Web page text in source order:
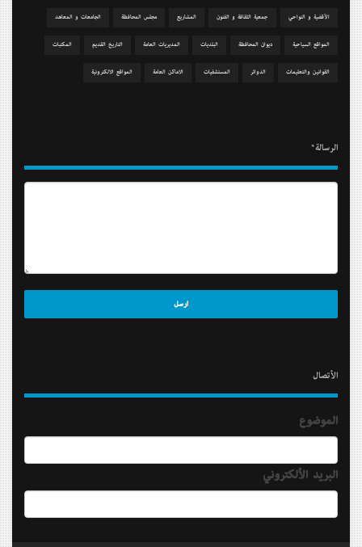
الآقضية و النواحي جمعیة الثقافة و الفنون المشاريع مجلس المحافظة الجامعات و المعاهد
المواقع السياحية دیوان المحافظة البلديات المديريات العامة التاريخ القديم المكتبات
القوانين والتعليمات الدوائر المستشفيات الاماكن العامة المواقع الالكترونية
الرسالة*
الأتصال
الموضوع
البريد الألكتروني